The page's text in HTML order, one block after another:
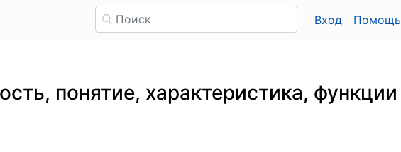
Вход Помощь
понятие, характеристика, функции